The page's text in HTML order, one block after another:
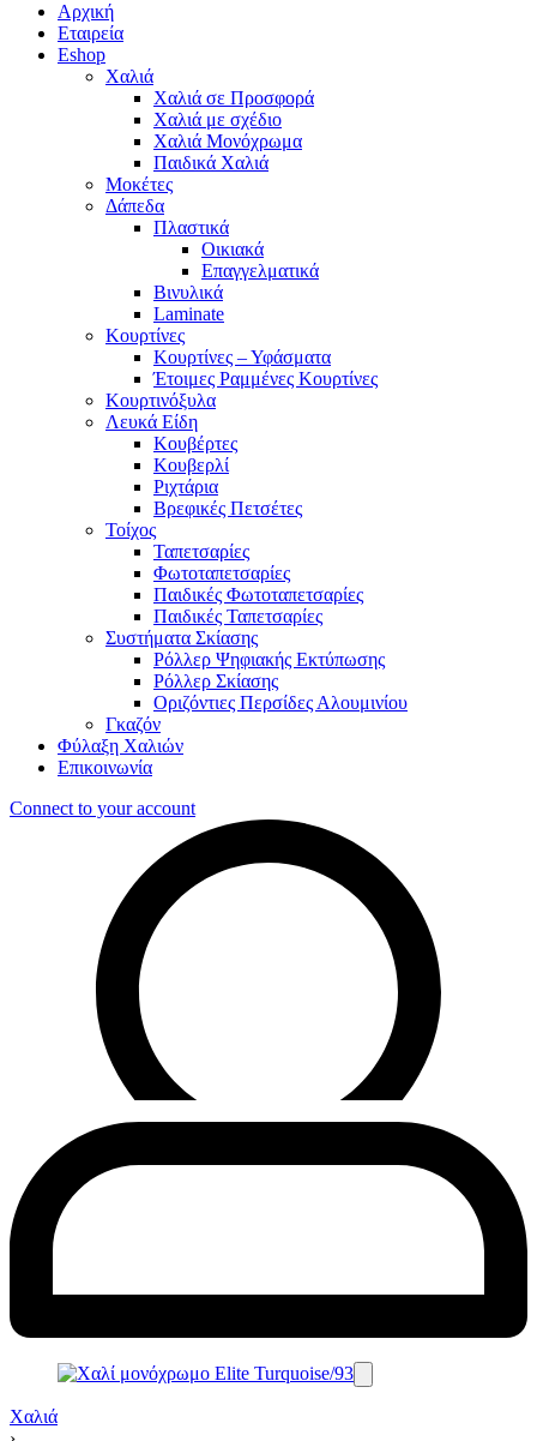
Αρχική
Εταιρεία
Eshop
Χαλιά
Χαλιά σε Προσφορά
Χαλιά με σχέδιο
Χαλιά Μονόχρωμα
Παιδικά Χαλιά
Μοκέτες
Δάπεδα
Πλαστικά
Οικιακά
Επαγγελματικά
Βινυλικά
Laminate
Κουρτίνες
Κουρτίνες – Υφάσματα
Έτοιμες Ραμμένες Κουρτίνες
Κουρτινόξυλα
Λευκά Είδη
Κουβέρτες
Κουβερλί
Ριχτάρια
Βρεφικές Πετσέτες
Τοίχος
Ταπετσαρίες
Φωτοταπετσαρίες
Παιδικές Φωτοταπετσαρίες
Παιδικές Ταπετσαρίες
Συστήματα Σκίασης
Ρόλλερ Ψηφιακής Εκτύπωσης
Ρόλλερ Σκίασης
Οριζόντιες Περσίδες Αλουμινίου
Γκαζόν
Φύλαξη Χαλιών
Επικοινωνία
Connect to your account
Χαλιά